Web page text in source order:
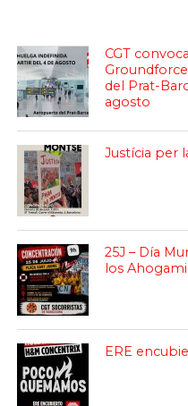
CGT
del Prat-
agosto
Justícia per
25J – Día
los
ERE